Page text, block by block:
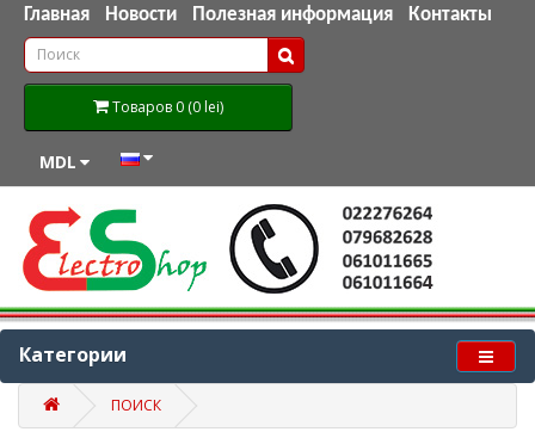
Главная Новости Полезная информация Контакты
Товаров 0 (0 lei)
MDL
Категории
ПОИСК